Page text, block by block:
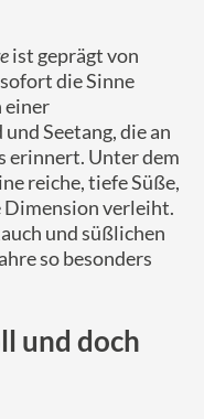
ist geprägt von
die Sinne
einer
Seetang, die an
erinnert. Unter dem
reiche, tiefe Süße,
Dimension verleiht.
und süßlichen
so besonders
und doch